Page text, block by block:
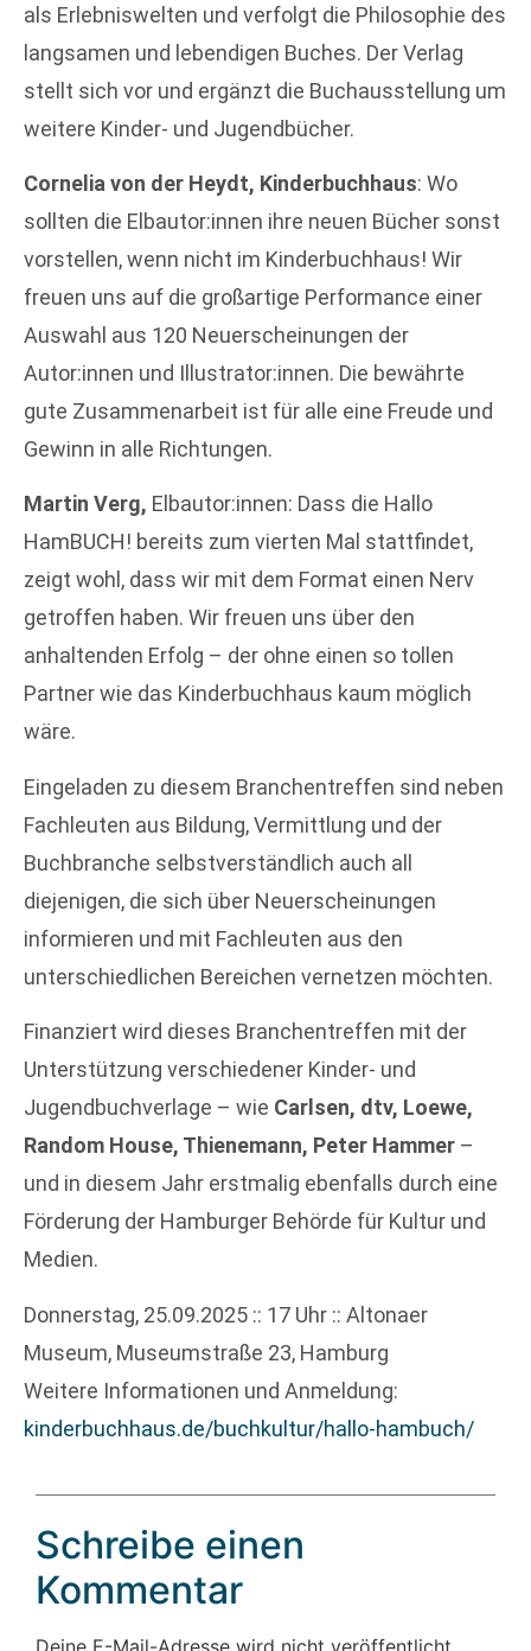
als Erlebniswelten und verfolgt die Philosophie des
langsamen und lebendigen Buches. Der Verlag
stellt sich vor und ergänzt die Buchausstellung um
weitere Kinder- und Jugendbücher.
Cornelia von der Heydt, Kinderbuchhaus: Wo
sollten die Elbautor:innen ihre neuen Bücher sonst
vorstellen, wenn nicht im Kinderbuchhaus! Wir
freuen uns auf die großartige Performance einer
Auswahl aus 120 Neuerscheinungen der
Autor:innen und Illustrator:innen. Die bewährte
gute Zusammenarbeit ist für alle eine Freude und
Gewinn in alle Richtungen.
Martin Verg, Elbautor:innen: Dass die Hallo
HamBUCH! bereits zum vierten Mal stattfindet,
zeigt wohl, dass wir mit dem Format einen Nerv
getroffen haben. Wir freuen uns über den
anhaltenden Erfolg – der ohne einen so tollen
Partner wie das Kinderbuchhaus kaum möglich
wäre.
Eingeladen zu diesem Branchentreffen sind neben
Fachleuten aus Bildung, Vermittlung und der
Buchbranche selbstverständlich auch all
diejenigen, die sich über Neuerscheinungen
informieren und mit Fachleuten aus den
unterschiedlichen Bereichen vernetzen möchten.
Finanziert wird dieses Branchentreffen mit der
Unterstützung verschiedener Kinder- und
Jugendbuchverlage – wie Carlsen, dtv, Loewe,
Random House, Thienemann, Peter Hammer –
und in diesem Jahr erstmalig ebenfalls durch eine
Förderung der Hamburger Behörde für Kultur und
Medien.
Donnerstag, 25.09.2025 :: 17 Uhr :: Altonaer
Museum, Museumstraße 23, Hamburg
Weitere Informationen und Anmeldung:
kinderbuchhaus.de/buchkultur/hallo-hambuch/
Schreibe einen
Kommentar
Deine E-Mail-Adresse wird nicht veröffentlicht.